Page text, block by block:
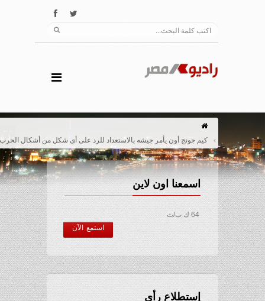
كيم جونج أون يأمر جيشه بالاستعداد للرد على أي شكل من أشكال الحرب
اسمعنا اون لاين
64 ك ب/ث
استمع الآن
إستطلاع رأي